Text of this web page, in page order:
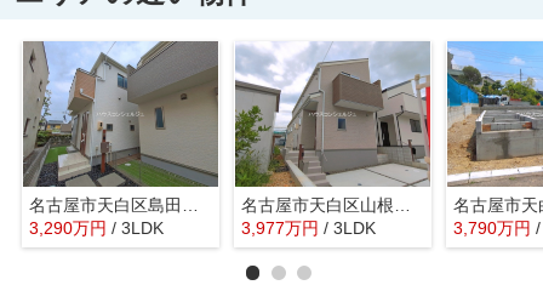
名古屋市天白区島田４丁目2704【仲介手数料無料】新築一戸建て A号棟
3,290万円 / 3LDK
名古屋市天白区山根町186【仲介手数料無料】新築一戸建て 1号棟
3,977万円 / 3LDK 3,790万円